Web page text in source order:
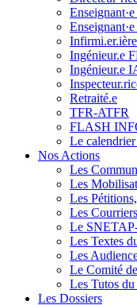
Infirmi.er.ière
Ingénieur.e
Ingénieur.e
Retraité.e
TFR-ATFR
FLASH
Le
Nos Actions
Les
Les
Les
Les
Le
Les Textes
Les
Le Comité
Les Tutos
Les Dossiers